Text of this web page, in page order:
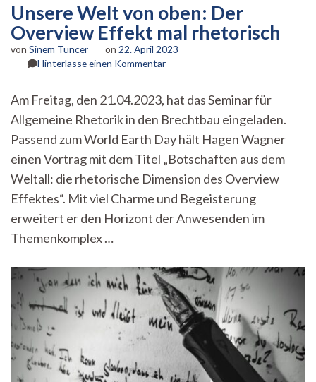
Unsere Welt von oben: Der
Overview Effekt mal rhetorisch
von Sinem Tuncer on 22. April 2023
Hinterlasse einen Kommentarzu
von
oben:
Der
Overview
Effekt
mal
Am Freitag, den 21.04.2023, hat das Seminar für
Allgemeine Rhetorik in den Brechtbau eingeladen.
Passend zum World Earth Day hält Hagen Wagner
einen Vortrag mit dem Titel „Botschaften aus dem
Weltall: die rhetorische Dimension des Overview
Effektes“. Mit viel Charme und Begeisterung
erweitert er den Horizont der Anwesenden im
Themenkomplex …